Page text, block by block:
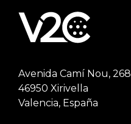
Avenida Camí Nou, 268
46950 Xirivella
Valencia, España